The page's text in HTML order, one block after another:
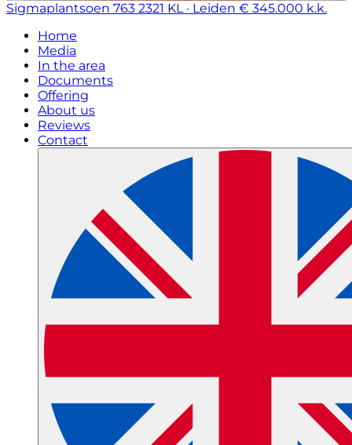
Sigmaplantsoen 763 2321 KL · Leiden € 345.000 k.k.
Home
Media
In the area
Documents
Offering
About us
Reviews
Contact